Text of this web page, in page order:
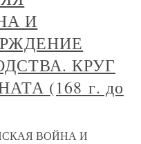
И
КРУГ
(168 г. до
ВОЙНА И